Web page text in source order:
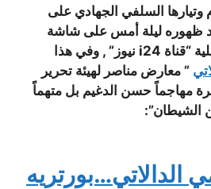
وتيارها السلفي الجهادي على
ظهوره ليلة أمس على شاشة
إحدى القنوات الاسرائيلية “قناة i24 نيوز” , وفي هذا
” معارض مناصر لهيئة تحرير
مهاجماً حسن الدغيم بل متهماً
الشيطان”:
الدالاتي…بورتريه